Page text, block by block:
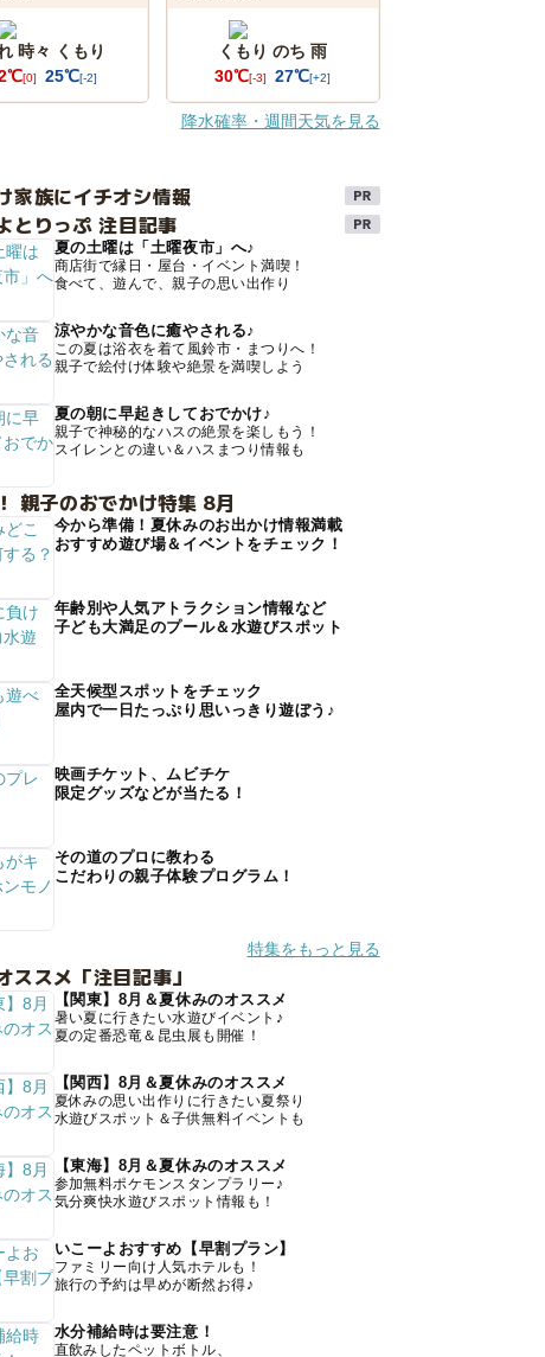
時々 くもり
[0] 25℃[-2]
くもり のち 雨
30℃[-3] 27℃[+2]
降水確率・週間天気を見る
家族にイチオシ情報
とりっぷ 注目記事
夏の土曜は「土曜夜市」へ♪
商店街で縁日・屋台・イベント満喫！
食べて、遊んで、親子の思い出作り
涼やかな音色に癒やされる♪
この夏は浴衣を着て風鈴市・まつりへ！
親子で絵付け体験や絶景を満喫しよう
夏の朝に早起きしておでかけ♪
親子で神秘的なハスの絶景を楽しもう！
スイレンとの違い＆ハスまつり情報も
親子のおでかけ特集 8月
今から準備！夏休みのお出かけ情報満載
おすすめ遊び場＆イベントをチェック！
年齢別や人気アトラクション情報など
子ども大満足のプール＆水遊びスポット
全天候型スポットをチェック
屋内で一日たっぷり思いっきり遊ぼう♪
映画チケット、ムビチケ
限定グッズなどが当たる！
その道のプロに教わる
こだわりの親子体験プログラム！
特集をもっと見る
ススメ「注目記事」
【関東】8月＆夏休みのオススメ
暑い夏に行きたい水遊びイベント♪
夏の定番恐竜＆昆虫展も開催！
【関西】8月＆夏休みのオススメ
夏休みの思い出作りに行きたい夏祭り
水遊びスポット＆子供無料イベントも
【東海】8月＆夏休みのオススメ
参加無料ポケモンスタンプラリー♪
気分爽快水遊びスポット情報も！
いこーよおすすめ【早割プラン】
ファミリー向け人気ホテルも！
旅行の予約は早めが断然お得♪
水分補給時は要注意！
直飲みしたペットボトル、